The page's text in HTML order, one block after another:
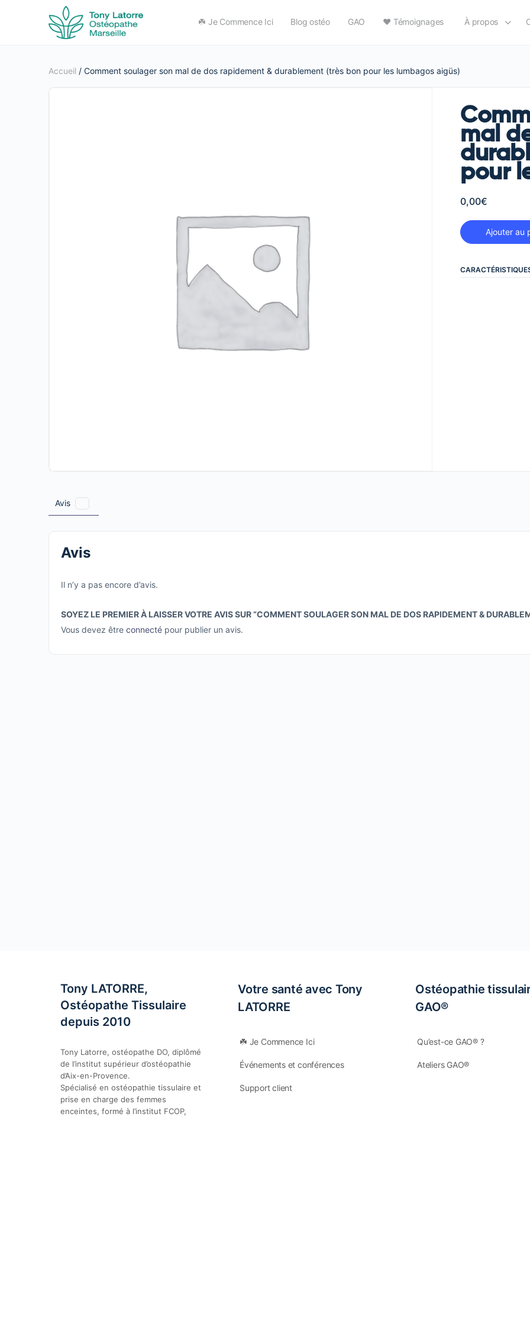
☘️ Je Commence Ici Blog ostéo GAO ❤️ Témoignages À propos
Accueil / Comment soulager son mal de dos rapidement & durablement (très bon pour les lumbagos aigüs)
mal
pour
0,00€
Ajouter au
Avis
Avis
Il n’y a pas encore d’avis.
SOYEZ LE PREMIER À LAISSER VOTRE AVIS SUR “COMMENT SOULAGER SON MAL DE DOS RAPIDEMENT &
Vous devez être connecté pour publier un avis.
Tony LATORRE,
Ostéopathe Tissulaire
depuis 2010
Tony Latorre, ostéopathe DO, diplômé
de l’institut supérieur d’ostéopathie
d’Aix-en-Provence.
Spécialisé en ostéopathie tissulaire et
prise en charge des femmes
enceintes, formé à l’institut FCOP,
Votre santé avec Tony
LATORRE
☘️ Je Commence Ici
Événements et conférences
Support client
Ostéopathie
GAO®
Qu’est-ce GAO® ?
Ateliers GAO®